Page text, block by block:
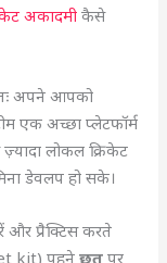
अकादमीकैसे
अपने आपको
एक अच्छा प्लेटफॉर्म
लोकल क्रिकेट
डेवलप हो सके।
और प्रैक्टिस करते
kit) पहनेछतपर